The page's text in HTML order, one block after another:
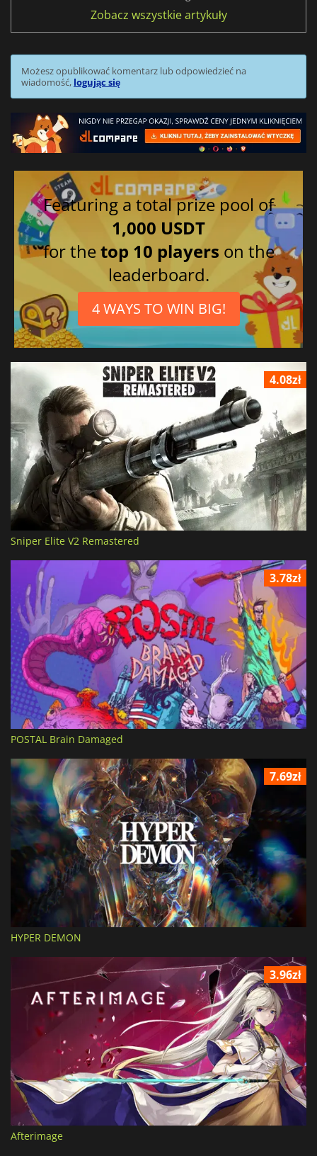
Zobacz wszystkie artykuły
Możesz opublikować komentarz lub odpowiedzieć na
wiadomość, logując się
Featuring a total prize pool of
1,000 USDT
for thetop 10 players on the
leaderboard.
4 WAYS TO WIN BIG!
4.08zł
Sniper Elite V2 Remastered
3.78zł
POSTAL Brain Damaged
7.69zł
HYPER DEMON
3.96zł
Afterimage